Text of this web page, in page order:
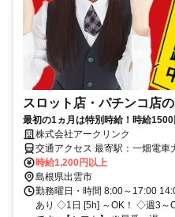
スロット店・パチンコ店
最初の1ヵ月は特別時給！時給
有！力仕事なしで楽らく働ける♪
株式会社アークリンク
交通アクセス 最寄駅：一畑電車
「遙堪」駅／一畑電車北松江線
時給1,200円以上
島根県出雲市
勤務曜日・時間 8:00～17:00
あり ◇1日 [5h] ～OK！ ◇週3～